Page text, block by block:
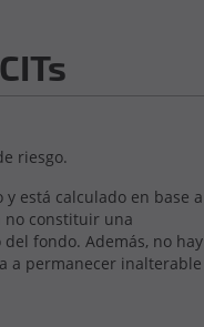
riesgo.
está calculado en base a
no constituir una
fondo. Además, no hay
a permanecer inalterable